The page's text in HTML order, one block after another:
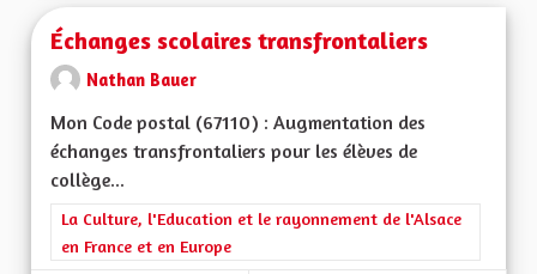
Échanges scolaires transfrontaliers
Nathan Bauer
Mon Code postal (67110) : Augmentation des
échanges transfrontaliers pour les élèves de
collège...
Filtrer les résultats de la catégorie : La Culture, l'Education et
La Culture, l'Education et le rayonnement de l'Alsace
en France et en Europe